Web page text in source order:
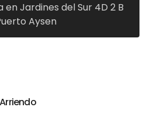
en Jardines del Sur 4D 2 B
Aysen